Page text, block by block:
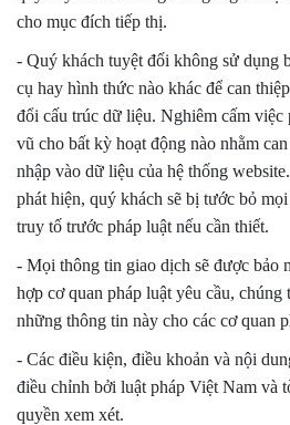
cho mục đích tiếp thị.
- Quý khách tuyệt đối không sử dụng
cụ hay hình thức nào khác để can
đổi cấu trúc dữ liệu. Nghiêm cấm việc
vũ cho bất kỳ hoạt động nào nhằm
nhập vào dữ liệu của hệ thống
phát hiện, quý khách sẽ bị tước bỏ
truy tố trước pháp luật nếu cần thiết.
- Mọi thông tin giao dịch sẽ được bảo
hợp cơ quan pháp luật yêu cầu, chúng
những thông tin này cho các cơ quan
- Các điều kiện, điều khoản và nội
điều chỉnh bởi luật pháp Việt Nam và
quyền xem xét.